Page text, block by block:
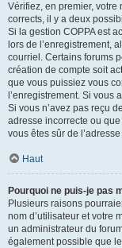
Vérifiez, en premier, votre
corrects, il y a deux
Si la gestion COPPA est
lors de l’enregistrement,
courriel. Certains forums
création de compte soit
que vous puissiez vous
l’enregistrement. Si vous
Si vous n’avez pas reçu
adresse incorrecte ou
vous êtes sûr de
Haut
Pourquoi ne puis-je pas
Plusieurs raisons
nom d’utilisateur et votre
un administrateur du
également possible que